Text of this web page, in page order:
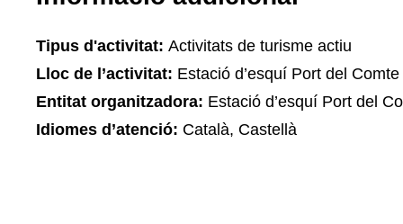
Tipus d'activitat: Activitats de turisme actiu
Lloc de l’activitat: Estació d’esquí Port del Comte
Entitat organitzadora: Estació d’esquí Port del
Idiomes d’atenció: Català, Castellà